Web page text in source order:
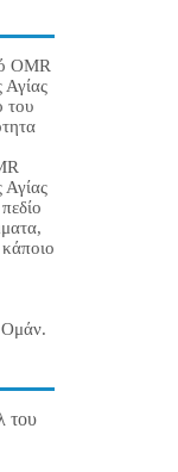
OMR
Αγίας
του
Αγίας
κάποιο
Ομάν.
του